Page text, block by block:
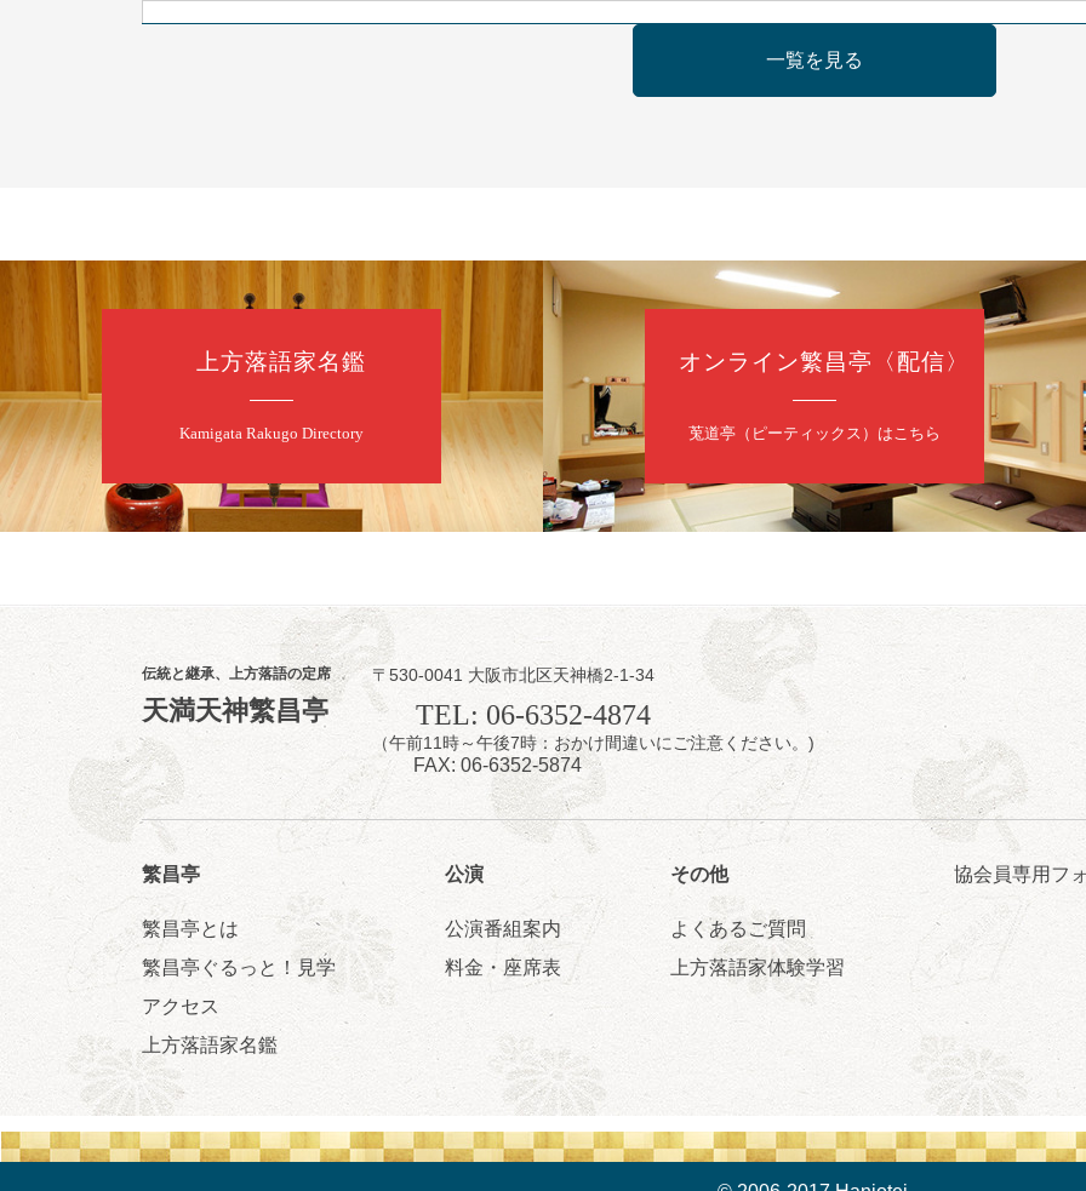
落語と日本舞踊の会 あわよか連 vol 1
昼 7 日（金）
昼席：番組案内
桂二豆／露の瑞／桂きん太郎／いわみせいじ（似顔絵）／笑福亭笑利／桂文太～仲入
★菟道亭 配信あり
夜 8月 7日（金）
噺家が落語と芝居をしてみる会
桂米之助／桂団治郎／桂弥太郎／桂米舞／是常祐美
開演：午後6時30分（6時開場）全席指定
前売3,500円 当日4,000円
お問合せ：米朝事務所 06-6365-8281（平日10時～18時）
★菟道亭配信あり 配信の購入はこちらをクリック
第2回 智之介・力造 二人会
笑福亭智之介「昭和任侠伝」「天王寺詣り」／桂力造「桃太郎」「本膳」／桂二豆「開
開演：午前10時（9時30分開場）
前売2,000円 当日 2,500円
お問合せ：智之介・力造 二人会事務局 090-7762-6268
一覧を見る
上方落語家名鑑
Kamigata Rakugo Directory
オンライン繁昌亭〈配信〉
莵道亭（ピーティックス）はこちら
伝統と継承、上方落語の定席
天満天神繁昌亭
〒530-0041 大阪市北区天神橋2-1-34
TEL: 06-6352-4874
（午前11時～午後7時：おかけ間違いにご注意ください。)
FAX: 06-6352-5874
繁昌亭
繁昌亭とは
繁昌亭ぐるっと！見学
アクセス
上方落語家名鑑
公演
公演番組案内
料金・座席表
その他
よくあるご質問
上方落語家体験学習
協会員専用フ